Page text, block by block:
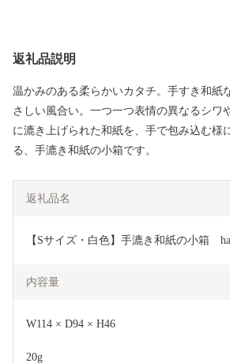
返礼品説明
温かみのある柔らかいカタチ。手すき和紙
さしい風合い。一つ一つ表情の異なるシワ
に漉き上げられた和紙を、手で包み込む様
る、手漉き和紙の小箱です。
返礼品名
【Sサイズ・白色】手漉き和紙の小箱　
内容量
W114 × D94 × H46
20g